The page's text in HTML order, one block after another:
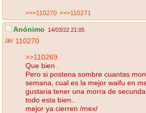
>>>110270 >>>110271
Anónimo 14/03/22 21:05
/#/ 110270
>>110269
Que bien .
Pero si postena sombre cuantas
semana, cual es la mejor waifu en
gustaria tener una morra de
todo esta bien..
mejor ya cierren /mex/